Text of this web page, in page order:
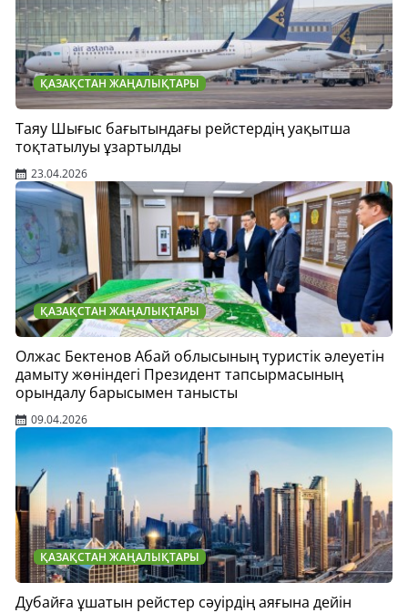
ҚАЗАҚСТАН ЖАҢАЛЫҚТАРЫ
Таяу Шығыс бағытындағы рейстердің уақытша
тоқтатылуы ұзартылды
23.04.2026
ҚАЗАҚСТАН ЖАҢАЛЫҚТАРЫ
Олжас Бектенов Абай облысының туристік әлеуетін
дамыту жөніндегі Президент тапсырмасының
орындалу барысымен танысты
09.04.2026
ҚАЗАҚСТАН ЖАҢАЛЫҚТАРЫ
Дубайға ұшатын рейстер сәуірдің аяғына дейін